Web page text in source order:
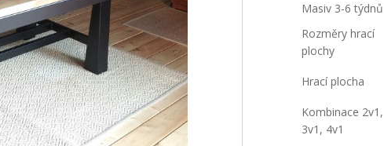
Masiv 3-6 týdnů
Rozměry hrací
plochy
Hrací plocha
Kombinace 2v1,
3v1, 4v1